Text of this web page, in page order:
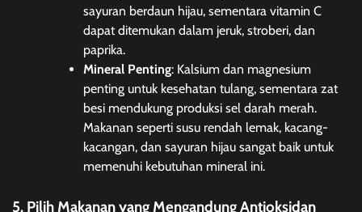
sayuran berdaun hijau, sementara vitamin C
dapat ditemukan dalam jeruk, stroberi, dan
paprika.
Mineral Penting: Kalsium dan magnesium
penting untuk kesehatan tulang, sementara zat
besi mendukung produksi sel darah merah.
Makanan seperti susu rendah lemak, kacang-
kacangan, dan sayuran hijau sangat baik untuk
memenuhi kebutuhan mineral ini.
5. Pilih Makanan yang Mengandung Antioksidan